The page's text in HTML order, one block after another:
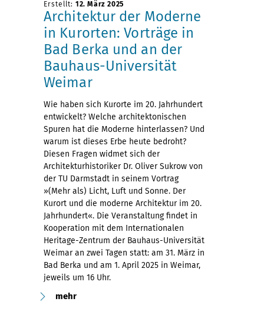
Erstellt: 12. März 2025
Architektur der Moderne
in Kurorten: Vorträge in
Bad Berka und an der
Bauhaus-Universität
Weimar
Wie haben sich Kurorte im 20. Jahrhundert
entwickelt? Welche architektonischen
Spuren hat die Moderne hinterlassen? Und
warum ist dieses Erbe heute bedroht?
Diesen Fragen widmet sich der
Architekturhistoriker Dr. Oliver Sukrow von
der TU Darmstadt in seinem Vortrag
»(Mehr als) Licht, Luft und Sonne. Der
Kurort und die moderne Architektur im 20.
Jahrhundert«. Die Veranstaltung findet in
Kooperation mit dem Internationalen
Heritage-Zentrum der Bauhaus-Universität
Weimar an zwei Tagen statt: am 31. März in
Bad Berka und am 1. April 2025 in Weimar,
jeweils um 16 Uhr.
mehr